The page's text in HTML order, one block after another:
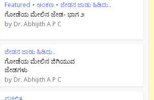
Featured • ಅಂಕಣ • ಜೇಡನ ಜಾಡು ಹಿಡಿದು..
ಗೋಡೆಯ ಮೇಲಿನ ಜೇಡ- ಭಾಗ ೨
by Dr. Abhijith A P C
ಜೇಡನ ಜಾಡು ಹಿಡಿದು..
ಗೋಡೆಯ ಮೇಲಿನ ಜಿಗಿಯುವ
ಜೇಡಗಳು
by Dr. Abhijith A P C